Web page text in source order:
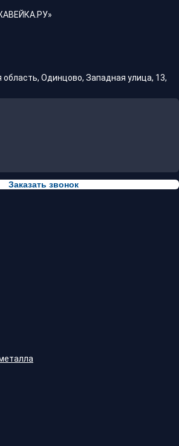
Одинцово, Западная улица, 13,
Заказать звонок